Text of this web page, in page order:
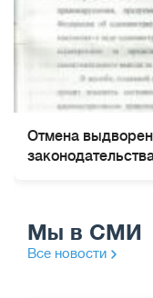
Отмена
Мы в СМИ
Все новости